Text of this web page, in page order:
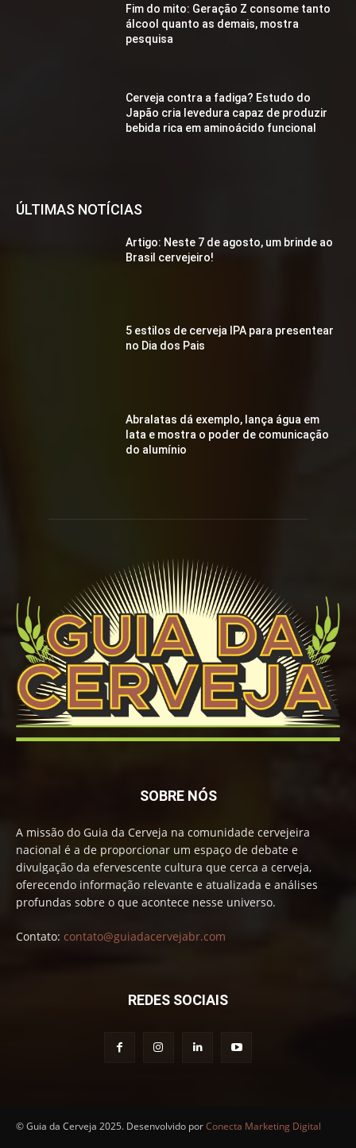
Fim do mito: Geração Z consome tanto
álcool quanto as demais, mostra
pesquisa
Cerveja contra a fadiga? Estudo do
Japão cria levedura capaz de produzir
bebida rica em aminoácido funcional
ÚLTIMAS NOTÍCIAS
Artigo: Neste 7 de agosto, um brinde ao
Brasil cervejeiro!
5 estilos de cerveja IPA para presentear
no Dia dos Pais
Abralatas dá exemplo, lança água em
lata e mostra o poder de comunicação
do alumínio
SOBRE NÓS
A missão do Guia da Cerveja na comunidade cervejeira
nacional é a de proporcionar um espaço de debate e
divulgação da efervescente cultura que cerca a cerveja,
oferecendo informação relevante e atualizada e análises
profundas sobre o que acontece nesse universo.
Contato: contato@guiadacervejabr.com
REDES SOCIAIS
© Guia da Cerveja 2025. Desenvolvido porConecta Marketing Digital